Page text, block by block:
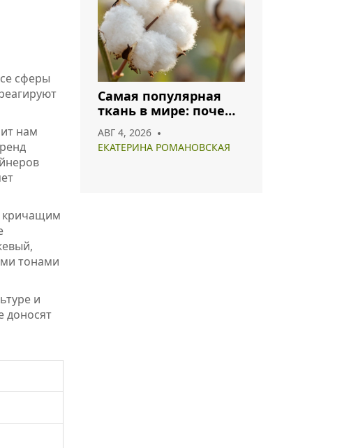
сферы
нам
кричащим
тонами
и
доносят
Самая популярная
ткань в мире: почему
лидируют в 2026 году
АВГ 4, 2026
ЕКАТЕРИНА РОМАНОВСКАЯ